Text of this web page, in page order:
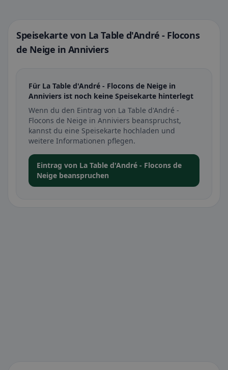
Speisekarte von La Table d'André - Flocons
de Neige in Anniviers
Für La Table d'André - Flocons de Neige in
Anniviers ist noch keine Speisekarte hinterlegt
Wenn du den Eintrag von La Table d'André -
Flocons de Neige in Anniviers beanspruchst,
kannst du eine Speisekarte hochladen und
weitere Informationen pflegen.
Eintrag von La Table d'André - Flocons de
Neige beanspruchen